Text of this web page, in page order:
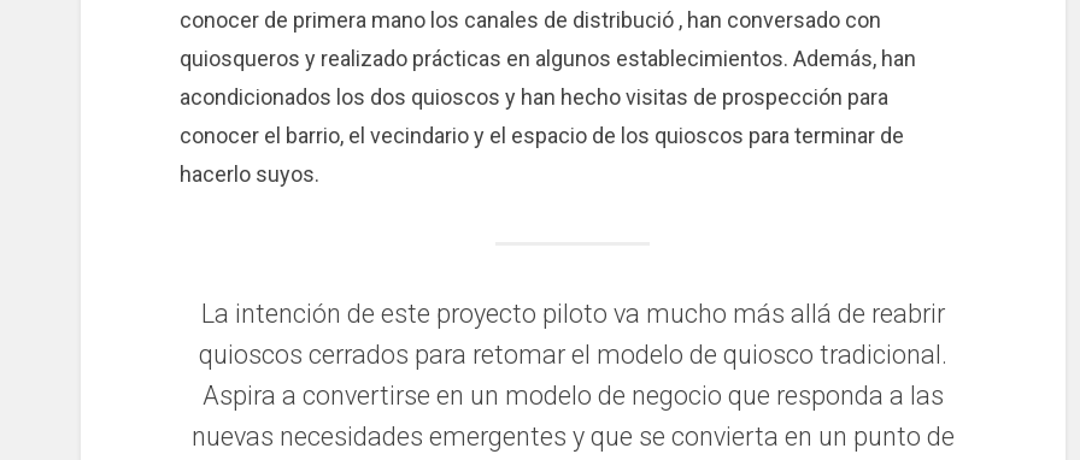
conocer de primera mano los canales de distribució , han conversado con
quiosqueros y realizado prácticas en algunos establecimientos. Además, han
acondicionados los dos quioscos y han hecho visitas de prospección para
conocer el barrio, el vecindario y el espacio de los quioscos para terminar de
hacerlo suyos.
La intención de este proyecto piloto va mucho más allá de reabrir
quioscos cerrados para retomar el modelo de quiosco tradicional.
Aspira a convertirse en un modelo de negocio que responda a las
nuevas necesidades emergentes y que se convierta en un punto de